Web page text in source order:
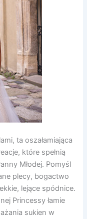
ta oszałamiająca
które spełnią
Młodej. Pomyśl
plecy, bogactwo
lejące spódnice.
Princessy łamie
sukien w